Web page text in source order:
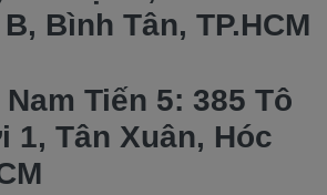
Bình Tân, TP.HCM
Tiến 5: 385 Tô
1, Tân Xuân, Hóc